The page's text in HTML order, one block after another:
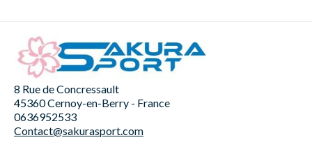
8 Rue de Concressault
45360 Cernoy-en-Berry - France
0636952533
Contact@sakurasport.com